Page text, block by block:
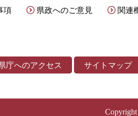
項 県政へのご意見 関連
庁へのアクセス サイトマップ